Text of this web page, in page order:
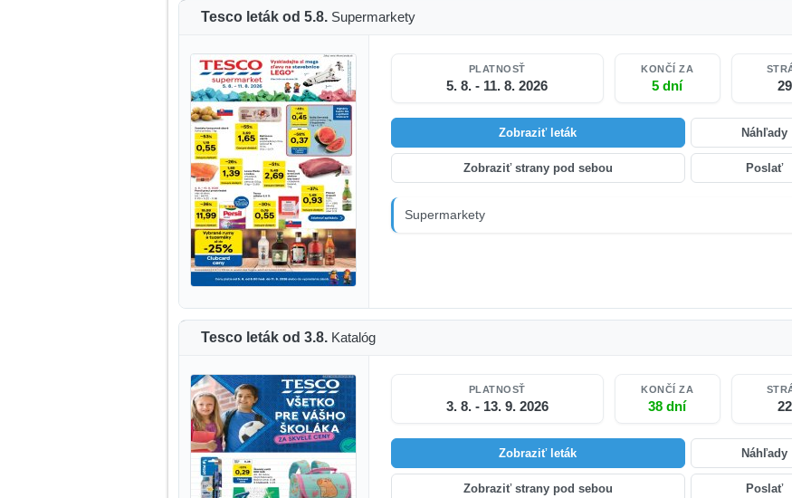
Tesco leták od 5.8. Supermarkety
PLATNOSŤ
5. 8. - 11. 8. 2026
KONČÍ ZA
5 dní 29
Zobraziť leták Náhľady
Zobraziť strany pod sebou Poslať
Supermarkety
Tesco leták od 3.8. Katalóg
PLATNOSŤ
3. 8. - 13. 9. 2026
KONČÍ ZA
38 dní 22
Zobraziť leták Náhľady
Zobraziť strany pod sebou Poslať